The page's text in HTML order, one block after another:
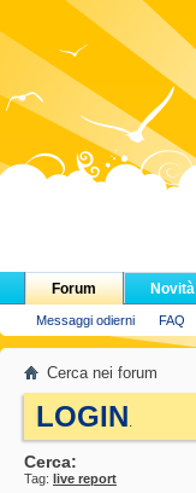
Forum
Messaggi odierni FAQ
Novità
Cerca nei forum
LOGIN.
Cerca:
Tag: live report